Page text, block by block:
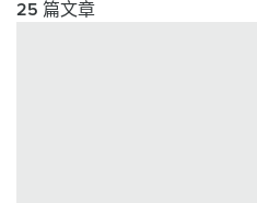
25 篇文章